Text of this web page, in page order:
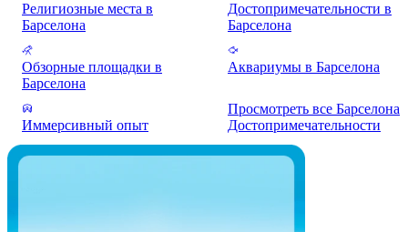
Религиозные места в
Барселона
Достопримечательности в
Барселона
Обзорные площадки в
Барселона
Аквариумы в Барселона
Иммерсивный опыт
Просмотреть все Барселона
Достопримечательности